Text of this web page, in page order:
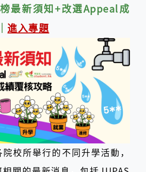
最新須知+改選Appea l成
進入專題
校所舉行的不同升學活動，